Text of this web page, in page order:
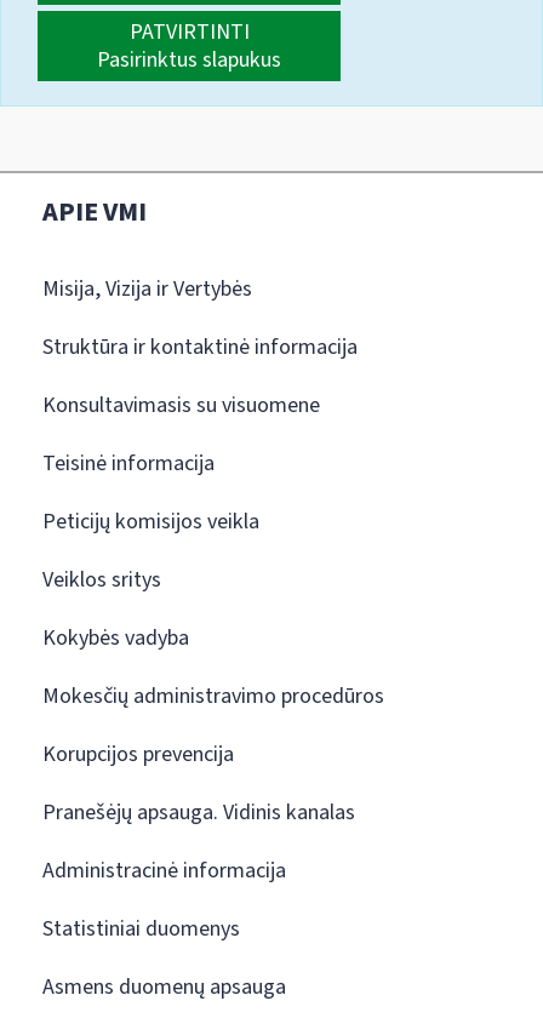
PATVIRTINTI
Pasirinktus slapukus
APIE VMI
Misija, Vizija ir Vertybės
Struktūra ir kontaktinė informacija
Konsultavimasis su visuomene
Teisinė informacija
Peticijų komisijos veikla
Veiklos sritys
Kokybės vadyba
Mokesčių administravimo procedūros
Korupcijos prevencija
Pranešėjų apsauga. Vidinis kanalas
Administracinė informacija
Statistiniai duomenys
Asmens duomenų apsauga